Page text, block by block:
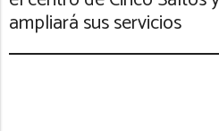
ampliará sus servicios